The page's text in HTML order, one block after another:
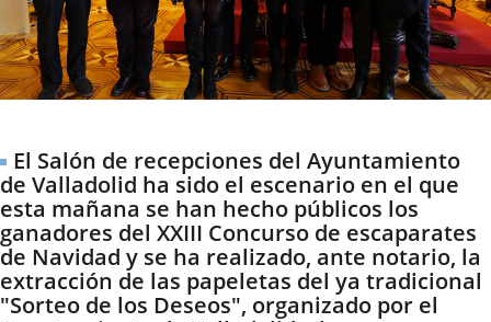
Descripción
El Salón de recepciones del Ayuntamiento
de Valladolid ha sido el escenario en el que
esta mañana se han hecho públicos los
ganadores del XXIII Concurso de escaparates
de Navidad y se ha realizado, ante notario, la
extracción de las papeletas del ya tradicional
"Sorteo de los Deseos", organizado por el